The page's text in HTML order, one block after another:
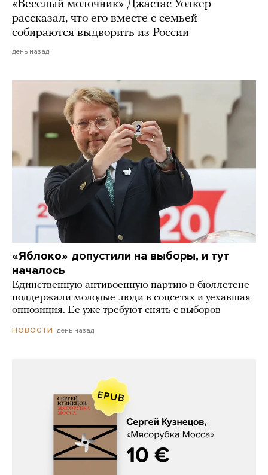
«Веселый молочник» Джастас Уолкер
рассказал, что его вместе с семьей
собираются выдворить из России
день назад
«Яблоко» допустили на выборы, и тут
началось
Единственную антивоенную партию в бюллетене
поддержали молодые люди в соцсетях и уехавшая
оппозиция. Ее уже требуют снять с выборов
НОВОСТИ день назад